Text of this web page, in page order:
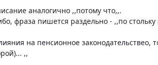
аналогично ,,потому что,,.
фраза пишется раздельно - ,,по стольку
на пенсионное законодательствео,
,,